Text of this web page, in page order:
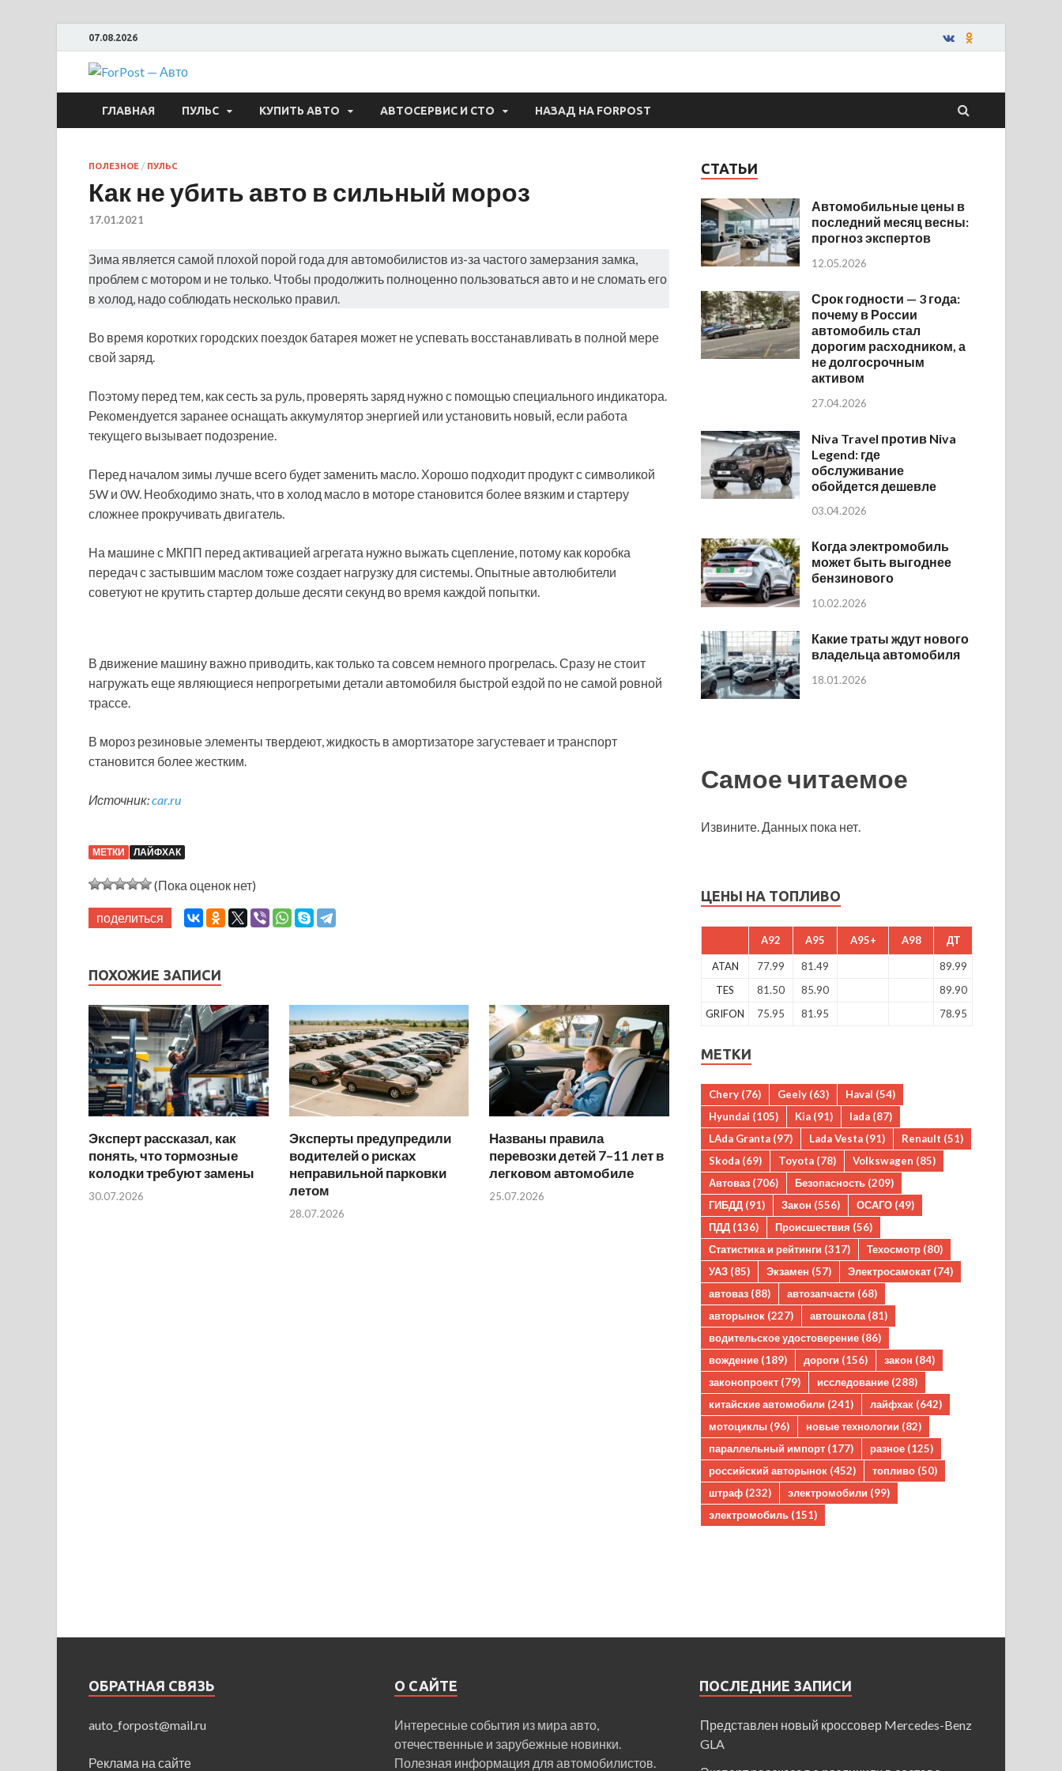
07.08.2026
ForPost — Авто
ГЛАВНАЯ ПУЛЬС КУПИТЬ АВТО АВТОСЕРВИС И СТО НАЗАД НА FORPOST
ПОЛЕЗНОЕ / ПУЛЬС
Как не убить авто в сильный мороз
17.01.2021
Зима является самой плохой порой года для автомобилистов из-за частого замерзания замка,
проблем с мотором и не только. Чтобы продолжить полноценно пользоваться авто и не сломать его
в холод, надо соблюдать несколько правил.
Во время коротких городских поездок батарея может не успевать восстанавливать в полной мере
свой заряд.
Поэтому перед тем, как сесть за руль, проверять заряд нужно с помощью специального индикатора.
Рекомендуется заранее оснащать аккумулятор энергией или установить новый, если работа
текущего вызывает подозрение.
Перед началом зимы лучше всего будет заменить масло. Хорошо подходит продукт с символикой
5W и 0W. Необходимо знать, что в холод масло в моторе становится более вязким и стартеру
сложнее прокручивать двигатель.
На машине с МКПП перед активацией агрегата нужно выжать сцепление, потому как коробка
передач с застывшим маслом тоже создает нагрузку для системы. Опытные автолюбители
советуют не крутить стартер дольше десяти секунд во время каждой попытки.
В движение машину важно приводить, как только та совсем немного прогрелась. Сразу не стоит
нагружать еще являющиеся непрогретыми детали автомобиля быстрой ездой по не самой ровной
трассе.
В мороз резиновые элементы твердеют, жидкость в амортизаторе загустевает и транспорт
становится более жестким.
Источник:car.ru
МЕТКИ ЛАЙФХАК
(Пока оценок нет)
поделиться
ПОХОЖИЕ ЗАПИСИ
Эксперт рассказал, как
понять, что тормозные
колодки требуют замены
30.07.2026
Эксперты предупредили
водителей о рисках
неправильной парковки
летом
28.07.2026
Названы правила
перевозки детей 7–11 лет в
легковом автомобиле
25.07.2026
СТАТЬИ
Автомобильные цены в
последний месяц весны:
прогноз экспертов
12.05.2026
Срок годности — 3 года:
почему в России
автомобиль стал
дорогим расходником, а
не долгосрочным
активом
27.04.2026
Niva Travel против Niva
Legend: где
обслуживание
обойдется дешевле
03.04.2026
Когда электромобиль
может быть выгоднее
бензинового
10.02.2026
Какие траты ждут нового
владельца автомобиля
18.01.2026
Самое читаемое
Извините. Данных пока нет.
ЦЕНЫ НА ТОПЛИВО
A92 A95 A95+ A98 ДТ
ATAN 77.99 81.49
89.99
TES
81.50 85.90
89.90
GRIFON
75.95 81.95 78.95
МЕТКИ
Chery (76) Geely (63) Haval (54)
Hyundai (105) Kia (91) lada (87)
LAda Granta (97) Lada Vesta (91) Renault (51)
Skoda (69) Toyota (78) Volkswagen (85)
Автоваз (706) Безопасность (209)
ГИБДД (91) Закон (556) ОСАГО (49)
ПДД (136) Происшествия (56)
Статистика и рейтинги (317) Техосмотр (80)
УАЗ (85) Экзамен (57) Электросамокат (74)
автоваз (88) автозапчасти (68)
авторынок (227) автошкола (81)
водительское удостоверение (86)
вождение (189) дороги (156) закон (84)
законопроект (79) исследование (288)
китайские автомобили (241) лайфхак (642)
мотоциклы (96) новые технологии (82)
параллельный импорт (177) разное (125)
российский авторынок (452) топливо (50)
штраф (232) электромобили (99)
электромобиль (151)
ОБРАТНАЯ СВЯЗЬ
auto_forpost@mail.ru
Реклама на сайте
О САЙТЕ
Интересные события из мира авто,
отечественные и зарубежные новинки.
Полезная информация для автомобилистов.
ПОСЛЕДНИЕ ЗАПИСИ
Представлен новый кроссовер Mercedes-Benz
GLA